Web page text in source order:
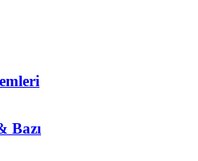
Bazı